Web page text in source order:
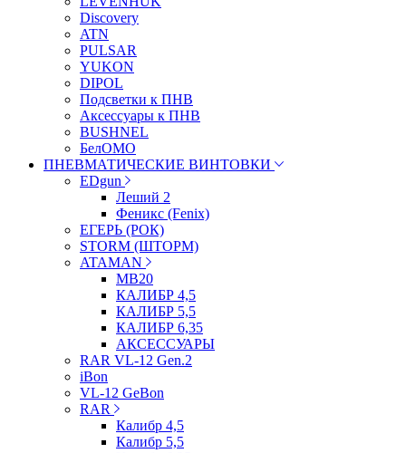
Discovery
ATN
PULSAR
YUKON
DIPOL
Подсветки к ПНВ
Аксессуары к ПНВ
BUSHNEL
БелОМО
ПНЕВМАТИЧЕСКИЕ ВИНТОВКИ
EDgun
Леший 2
Феникс (Fenix)
ЕГЕРЬ (РОК)
STORM (ШТОРМ)
ATAMAN
МВ20
КАЛИБР 4,5
КАЛИБР 5,5
КАЛИБР 6,35
АКСЕССУАРЫ
RAR VL-12 Gen.2
iBon
VL-12 GeBon
RAR
Калибр 4,5
Калибр 5,5